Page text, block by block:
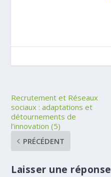
Recrutement et Réseaux
sociaux : adaptations et
détournements de
l’innovation (5)
PRÉCÉDENT
Laisser une réponse